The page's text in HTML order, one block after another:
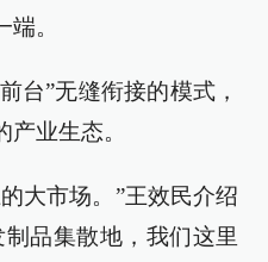
。
台”无缝衔接的模式，
业生态。
大市场。”王效民介绍
品集散地，我们这里